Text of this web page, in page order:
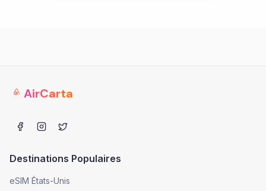
AirCarta
Destinations Populaires
eSIM États-Unis